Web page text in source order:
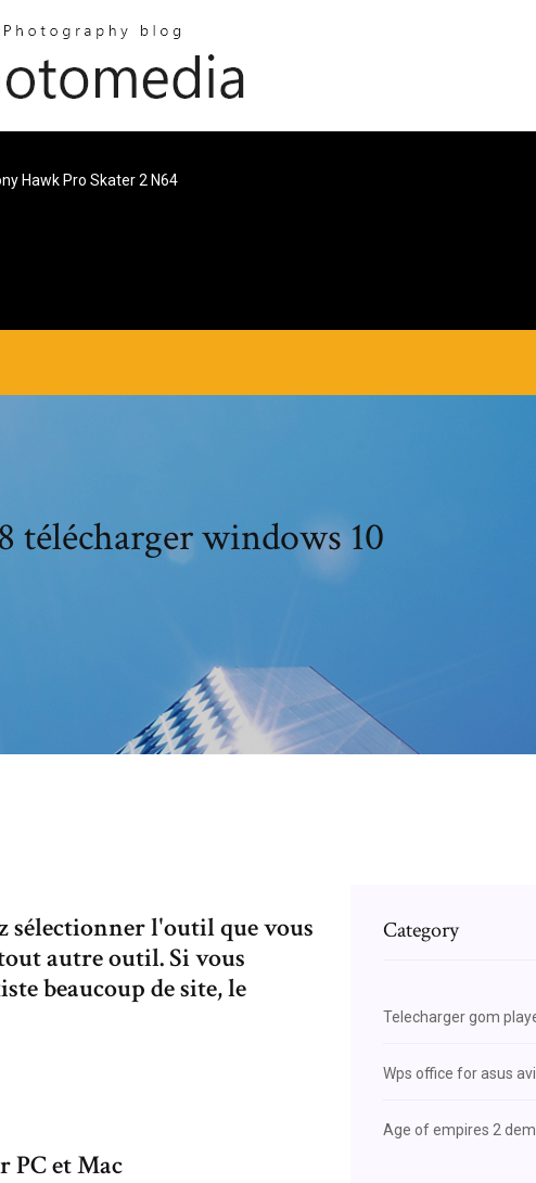
Hawk Pro Skater 2 N64
télécharger windows 10
sélectionner l'outil que vous
autre outil. Si vous
beaucoup de site, le
PC et Mac
Category
Telecharger gom
Wps office for asus
Age of empires 2